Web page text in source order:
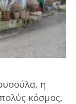
η
κόσμος,